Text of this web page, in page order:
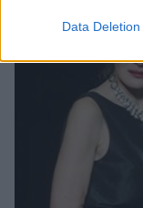
Data Deletion